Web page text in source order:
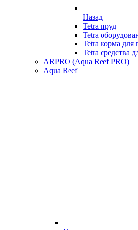
Назад
Tetra пруд
Tetra
Tetra корма
Tetra средства
ARPRO (Aqua Reef PRO)
Aqua Reef